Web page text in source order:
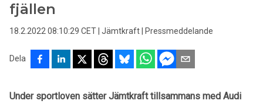
fjällen
18.2.2022 08:10:29 CET Jämtkraft Pressmeddelande
Dela
Under sportloven sätter Jämtkraft tillsammans med Audi